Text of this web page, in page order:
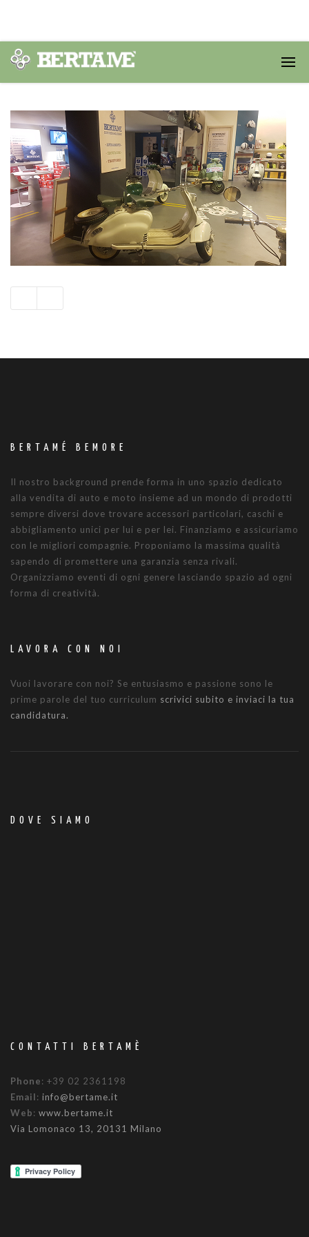
BERTAMÉ BEMORE
Il nostro background prende forma in uno spazio dedicato
alla vendita di auto e moto insieme ad un mondo di prodotti
sempre diversi dove trovare accessori particolari, caschi e
abbigliamento unici per lui e per lei. Finanziamo e assicuriamo
con le migliori compagnie. Proponiamo la massima qualità
sapendo di promettere una garanzia senza rivali.
Organizziamo eventi di ogni genere lasciando spazio ad ogni
forma di creatività.
LAVORA CON NOI
Vuoi lavorare con noi? Se entusiasmo e passione sono le
prime parole del tuo curriculum scrivici subito e inviaci la tua
candidatura.
DOVE SIAMO
CONTATTI BERTAMÈ
Phone: +39 02 2361198
Email: info@bertame.it
Web: www.bertame.it
Via Lomonaco 13, 20131 Milano